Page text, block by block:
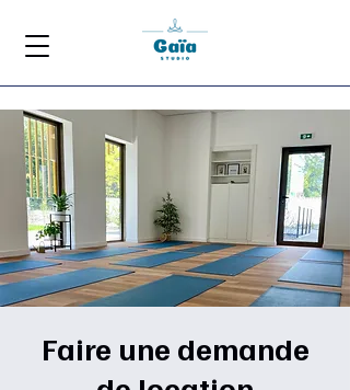
Faire une demande